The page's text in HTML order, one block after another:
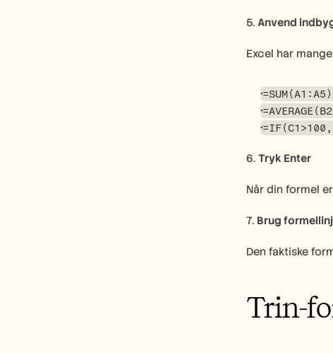
5. Anvend
Excel har
=SUM(A1:A5)
6. Tryk Enter
Når din formel
7. Brug
Den faktiske
Trin-